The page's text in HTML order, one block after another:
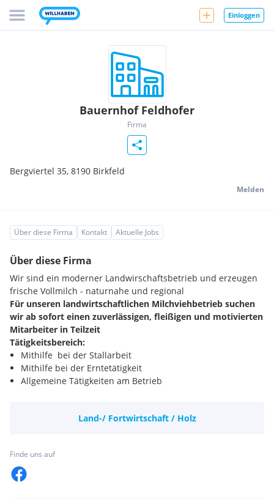
Einloggen
Bauernhof Feldhofer
Firma
Bergviertel 35, 8190 Birkfeld
Melden
Über diese Firma Kontakt Aktuelle Jobs
Über diese Firma
Wir sind ein moderner Landwirschaftsbetrieb und erzeugen
frische Vollmilch - naturnahe und regional
Für unseren landwirtschaftlichen Milchviehbetrieb suchen
wir ab sofort einen zuverlässigen, fleißigen und motivierten
Mitarbeiter in Teilzeit
Tätigkeitsbereich:
Mithilfe bei der Stallarbeit
Mithilfe bei der Erntetätigkeit
Allgemeine Tätigkeiten am Betrieb
Grundsätzliches Verständnis der deutschen Sprache
abwechslungsreichen Arbeitsplatz in einer
wunderschönen Umgebung
Flexible Arbeitszeiten
Land-/ Fortwirtschaft / Holz
Finde uns auf